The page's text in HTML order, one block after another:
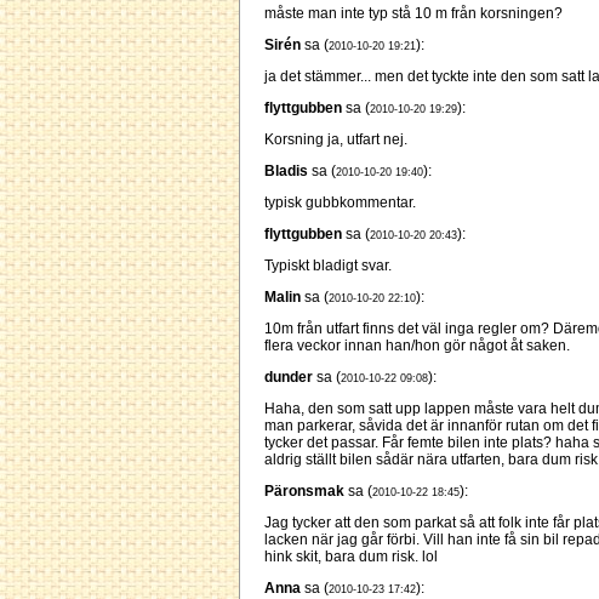
måste man inte typ stå 10 m från korsningen?
Sirén sa (2010-10-20 19:21):
ja det stämmer... men det tyckte inte den som satt
flyttgubben sa (2010-10-20 19:29):
Korsning ja, utfart nej.
Bladis sa (2010-10-20 19:40):
typisk gubbkommentar.
flyttgubben sa (2010-10-20 20:43):
Typiskt bladigt svar.
Malin sa (2010-10-20 22:10):
10m från utfart finns det väl inga regler om?
flera veckor innan han/hon gör något åt saken.
dunder sa (2010-10-22 09:08):
Haha, den som satt upp lappen måste vara helt
man parkerar, såvida det är innanför rutan om det
tycker det passar. Får femte bilen inte plats?
aldrig ställt bilen sådär nära utfarten, bara dum
Päronsmak sa (2010-10-22 18:45):
Jag tycker att den som parkat så att folk inte får
lacken när jag går förbi. Vill han inte få sin bil
hink skit, bara dum risk. lol
Anna sa (2010-10-23 17:42):